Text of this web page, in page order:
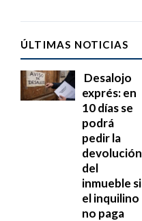
ÚLTIMAS NOTICIAS
Desalojo
exprés: en
10 días se
podrá
pedir la
devolución
del
inmueble si
el inquilino
no paga